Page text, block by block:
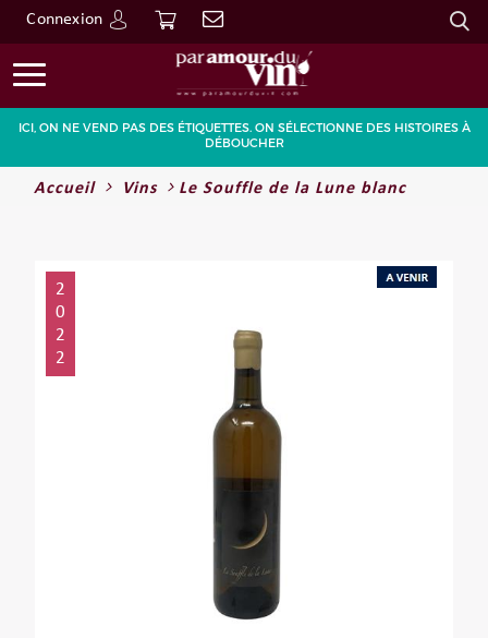
Connexion
Go
ICI, ON NE VEND PAS DES ÉTIQUETTES. ON SÉLECTIONNE DES HISTOIRES À
DÉBOUCHER
Accueil Vins Le Souffle de la Lune blanc
2
0
2
2